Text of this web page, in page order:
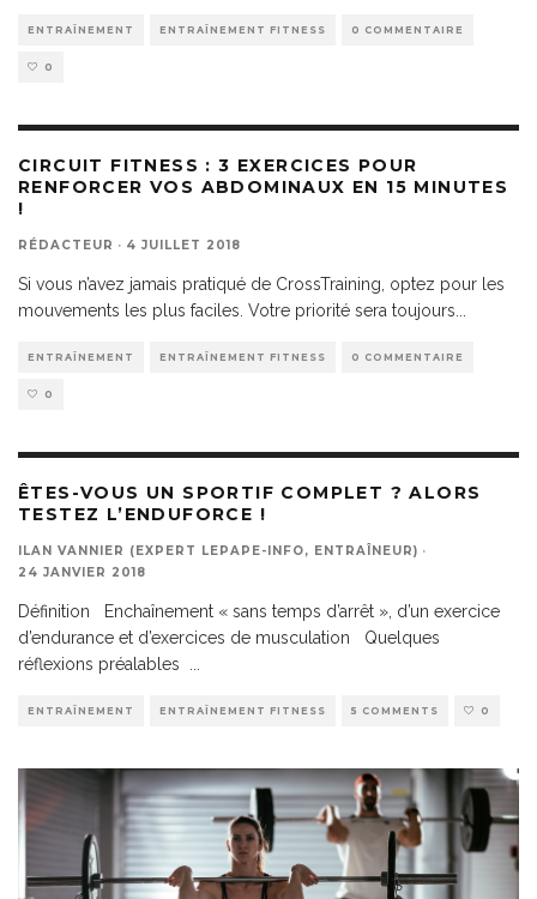
ENTRAÎNEMENT ENTRAÎNEMENT FITNESS 0 COMMENTAIRE
0
CIRCUIT FITNESS : 3 EXERCICES POUR
RENFORCER VOS ABDOMINAUX EN 15 MINUTES
!
RÉDACTEUR · 4 JUILLET 2018
Si vous n’avez jamais pratiqué de CrossTraining, optez pour les
mouvements les plus faciles. Votre priorité sera toujours
ENTRAÎNEMENT ENTRAÎNEMENT FITNESS 0 COMMENTAIRE
0
ÊTES-VOUS UN SPORTIF COMPLET ? ALORS
TESTEZ L’ENDUFORCE !
ILAN VANNIER (EXPERT LEPAPE-INFO, ENTRAÎNEUR) ·
24 JANVIER 2018
Définition Enchaînement « sans temps d’arrêt », d’un exercice
d’endurance et d’exercices de musculation Quelques
réflexions préalables
ENTRAÎNEMENT ENTRAÎNEMENT FITNESS 5 COMMENTS 0